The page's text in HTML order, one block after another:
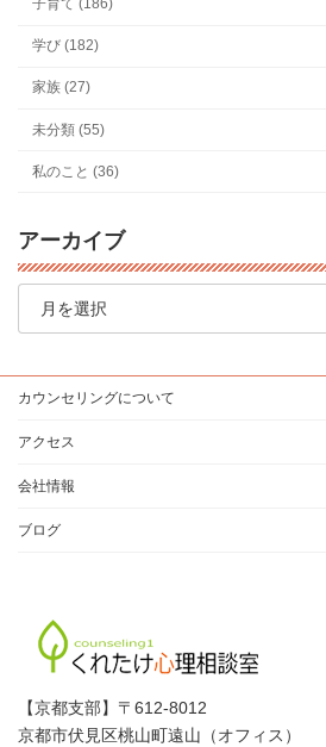
子育て (186)
学び (182)
家族 (27)
未分類 (55)
私のこと (36)
アーカイブ
ア
カウンセリングについて
アクセス
会社情報
ブログ
【京都支部】〒612-8012
京都市伏見区桃山町遠山（オフィス）